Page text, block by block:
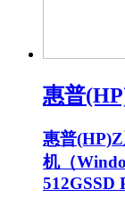
惠普
惠普
机（
512GSSD